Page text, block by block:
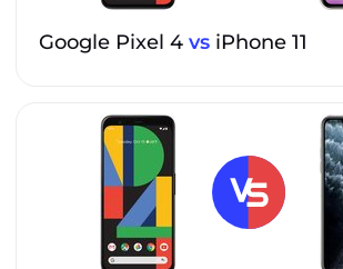
Google Pixel 4 vs iPhone 11